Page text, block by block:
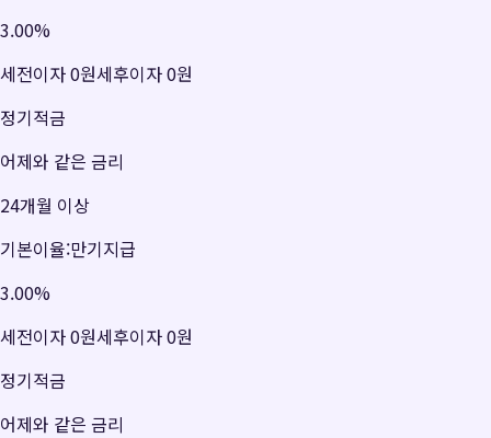
3.00%
세전이자0원세후이자0원
정기적금
어제와 같은 금리
24개월 이상
기본이율:만기지급
3.00%
세전이자0원세후이자0원
정기적금
어제와 같은 금리